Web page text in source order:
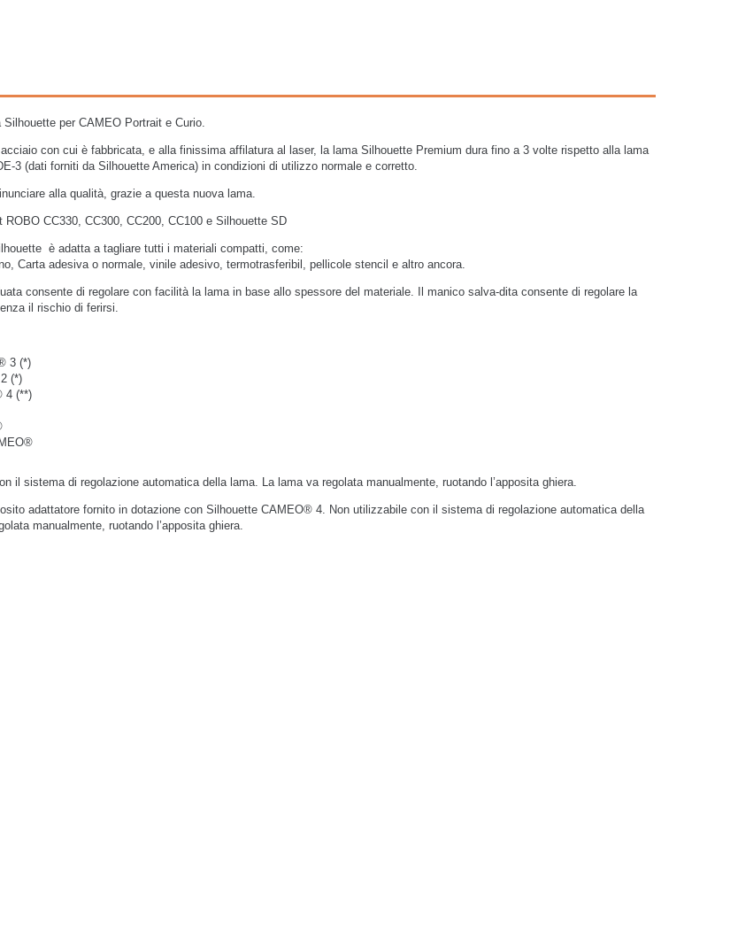
Silhouette per CAMEO Portrait e Curio.
con cui è fabbricata, e alla finissima affilatura al laser, la lama Silhouette Premium dura fino a 3 volte rispetto alla lama
3 (dati forniti da Silhouette America) in condizioni di utilizzo normale e corretto.
alla qualità, grazie a questa nuova lama.
ROBO CC330, CC300, CC200, CC100 e Silhouette SD
è adatta a tagliare tutti i materiali compatti, come:
Carta adesiva o normale, vinile adesivo, termotrasferibil, pellicole stencil e altro ancora.
consente di regolare con facilità la lama in base allo spessore del materiale. Il manico salva-dita consente di regolare la
il rischio di ferirsi.
3 (*)
(*)
4 (**)
il sistema di regolazione automatica della lama. La lama va regolata manualmente, ruotando l’apposita ghiera.
adattatore fornito in dotazione con Silhouette CAMEO® 4. Non utilizzabile con il sistema di regolazione automatica della
manualmente, ruotando l’apposita ghiera.